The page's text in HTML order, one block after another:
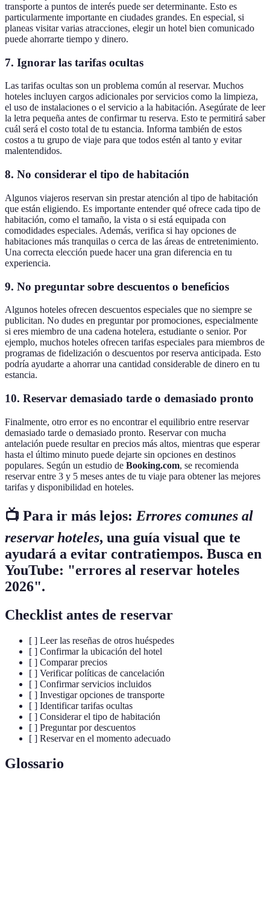
transporte a puntos de interés puede ser determinante. Esto es
particularmente importante en ciudades grandes. En especial, si
planeas visitar varias atracciones, elegir un hotel bien comunicado
puede ahorrarte tiempo y dinero.
7. Ignorar las tarifas ocultas
Las tarifas ocultas son un problema común al reservar. Muchos
hoteles incluyen cargos adicionales por servicios como la limpieza,
el uso de instalaciones o el servicio a la habitación. Asegúrate de leer
la letra pequeña antes de confirmar tu reserva. Esto te permitirá saber
cuál será el costo total de tu estancia. Informa también de estos
costos a tu grupo de viaje para que todos estén al tanto y evitar
malentendidos.
8. No considerar el tipo de habitación
Algunos viajeros reservan sin prestar atención al tipo de habitación
que están eligiendo. Es importante entender qué ofrece cada tipo de
habitación, como el tamaño, la vista o si está equipada con
comodidades especiales. Además, verifica si hay opciones de
habitaciones más tranquilas o cerca de las áreas de entretenimiento.
Una correcta elección puede hacer una gran diferencia en tu
experiencia.
9. No preguntar sobre descuentos o beneficios
Algunos hoteles ofrecen descuentos especiales que no siempre se
publicitan. No dudes en preguntar por promociones, especialmente
si eres miembro de una cadena hotelera, estudiante o senior. Por
ejemplo, muchos hoteles ofrecen tarifas especiales para miembros de
programas de fidelización o descuentos por reserva anticipada. Esto
podría ayudarte a ahorrar una cantidad considerable de dinero en tu
estancia.
10. Reservar demasiado tarde o demasiado pronto
Finalmente, otro error es no encontrar el equilibrio entre reservar
demasiado tarde o demasiado pronto. Reservar con mucha
antelación puede resultar en precios más altos, mientras que esperar
hasta el último minuto puede dejarte sin opciones en destinos
populares. Según un estudio de Booking.com, se recomienda
reservar entre 3 y 5 meses antes de tu viaje para obtener las mejores
tarifas y disponibilidad en hoteles.
📺 Para ir más lejos: Errores comunes al
reservar hoteles, una guía visual que te
ayudará a evitar contratiempos. Busca en
YouTube: "errores al reservar hoteles
2026".
Checklist antes de reservar
[ ] Leer las reseñas de otros huéspedes
[ ] Confirmar la ubicación del hotel
[ ] Comparar precios
[ ] Verificar políticas de cancelación
[ ] Confirmar servicios incluidos
[ ] Investigar opciones de transporte
[ ] Identificar tarifas ocultas
[ ] Considerar el tipo de habitación
[ ] Preguntar por descuentos
[ ] Reservar en el momento adecuado
Glossario